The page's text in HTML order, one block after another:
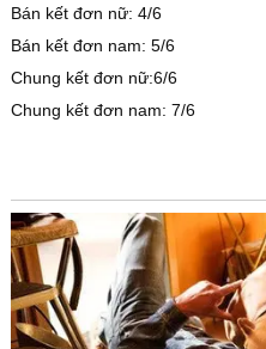
Bán kết đơn nữ: 4/6
Bán kết đơn nam: 5/6
Chung kết đơn nữ:6/6
Chung kết đơn nam: 7/6